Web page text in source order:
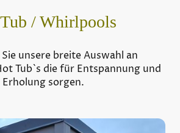
/ Whirlpools
unsere breite Auswahl an
Tub`s die für Entspannung und
Erholung sorgen.